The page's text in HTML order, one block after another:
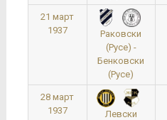
21 март
1937
Раковски
(Русе) -
Бенковски
(Русе)
28 март
1937
Левски